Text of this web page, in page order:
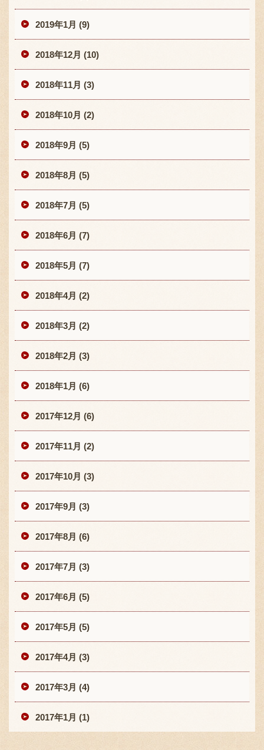
2019年1月 (9)
2018年12月 (10)
2018年11月 (3)
2018年10月 (2)
2018年9月 (5)
2018年8月 (5)
2018年7月 (5)
2018年6月 (7)
2018年5月 (7)
2018年4月 (2)
2018年3月 (2)
2018年2月 (3)
2018年1月 (6)
2017年12月 (6)
2017年11月 (2)
2017年10月 (3)
2017年9月 (3)
2017年8月 (6)
2017年7月 (3)
2017年6月 (5)
2017年5月 (5)
2017年4月 (3)
2017年3月 (4)
2017年1月 (1)